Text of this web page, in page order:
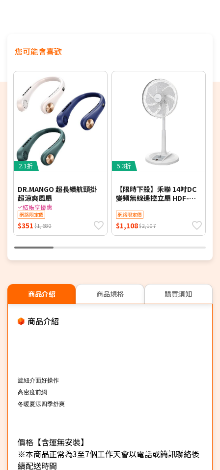
以免責任釐清無法確實。
片爭議
★電視如需加購到府安裝服務，請備注在訂單中，收
到訂單後將依不同尺寸另外報價，安裝費用將現場收
※如商品標題掛有【預購】字樣，都將依照預購日
期，以訂單順序陸續出貨，如遇原廠供貨延遲，將會
再另外發送簡訊通知。
若您同意以上約定事項再行下單，謝謝。
您可能會喜歡
2.1折
DR.MANGO 超長續航頸掛
超涼爽風扇
結帳享優惠
網路限定價
$351 $1,680
5.3折
【限時下殺】禾聯 14吋DC
變頻無線遙控立扇 HDF-
14AH770/HDF-14AH780)
網路限定價
$1,108$2,107
商品介紹 商品規格 購買須知
商品介紹
旋紐介面好操作
高密度前網
冬暖夏涼四季舒爽
價格【含運無安裝】
※本商品正常為3至7個工作天會以電話或簡訊聯絡後
續配送時間